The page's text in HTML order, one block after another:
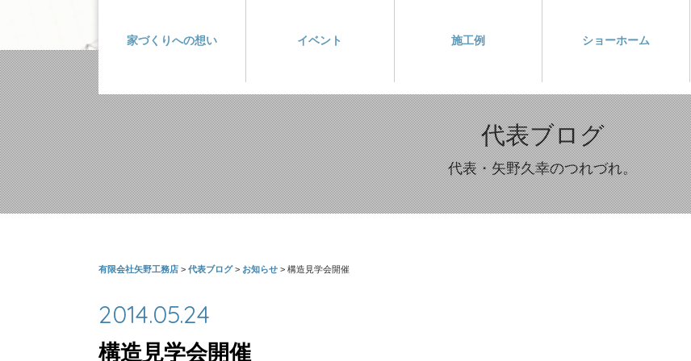
家づくりへの想い イベント 施工例 ショーホーム
代表ブログ
代表・矢野久幸のつれづれ。
有限会社矢野工務店 > 代表ブログ> お知らせ > 構造見学会開催
2014.05.24
構造見学会開催